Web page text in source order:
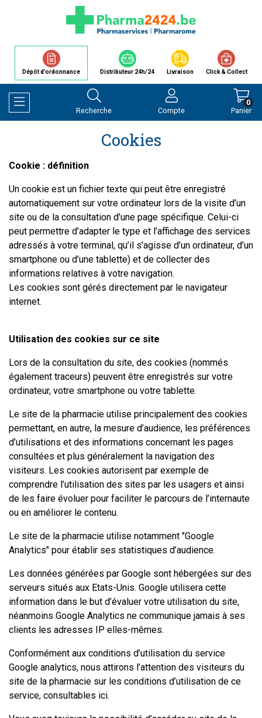
Dépôt d’ordonnance Distributeur 24h/24 Livraison Click & Collect
Afficher la navigation
Recherche Compte Panier
0
Cookies
Cookie : définition
Un cookie est un fichier texte qui peut être enregistré
automatiquement sur votre ordinateur lors de la visite d’un
site ou de la consultation d’une page spécifique. Celui-ci
peut permettre d’adapter le type et l’affichage des services
adressés à votre terminal, qu’il s’agisse d’un ordinateur, d’un
smartphone ou d’une tablette) et de collecter des
informations relatives à votre navigation.
Les cookies sont gérés directement par le navigateur
internet.
Utilisation des cookies sur ce site
Lors de la consultation du site, des cookies (nommés
également traceurs) peuvent être enregistrés sur votre
ordinateur, votre smartphone ou votre tablette.
Le site de la pharmacie utilise principalement des cookies
permettant, en autre, la mesure d’audience, les préférences
d’utilisations et des informations concernant les pages
consultées et plus généralement la navigation des
visiteurs. Les cookies autorisent par exemple de
comprendre l’utilisation des sites par les usagers et ainsi
de les faire évoluer pour faciliter le parcours de l’internaute
ou en améliorer le contenu.
Le site de la pharmacie utilise notamment "Google
Analytics" pour établir ses statistiques d’audience.
Les données générées par Google sont hébergées sur des
serveurs situés aux Etats-Unis. Google utilisera cette
information dans le but d’évaluer votre utilisation du site,
néanmoins Google Analytics ne communique jamais à ses
clients les adresses IP elles-mêmes.
Conformément aux conditions d’utilisation du service
Google analytics, nous attirons l’attention des visiteurs du
site de la pharmacie sur les conditions d’utilisation de ce
service, consultables ici.